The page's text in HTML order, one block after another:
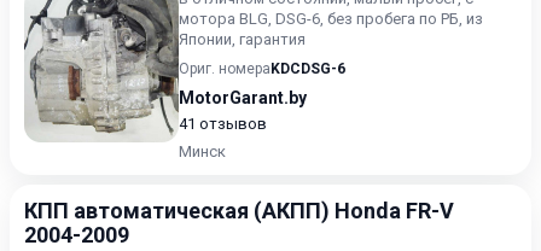
мотора BLG, DSG-6, без пробега по РБ, из
Японии, гарантия
Ориг. номера KDCDSG-6
MotorGarant.by
41 отзывов
Минск
КПП автоматическая (АКПП) Honda FR-V
2004-2009